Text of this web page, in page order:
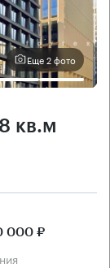
Еще 2 фото
кв.м
000 ₽